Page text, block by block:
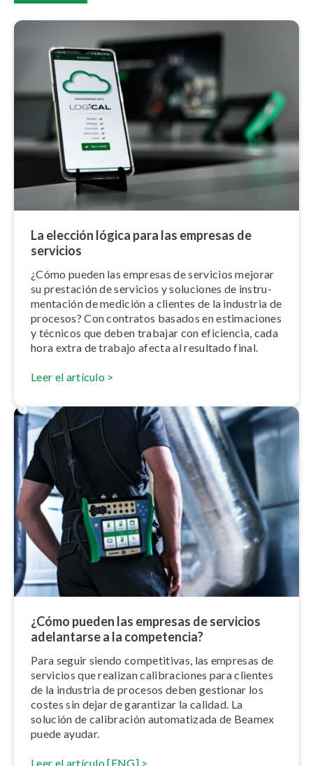
La elección lógica para las empresas de
servicios
¿Cómo pueden las empresas de servicios mejorar
su prestación de servicios y soluciones de in­s­tru­
me­n­ta­ción de medición a clientes de la industria de
procesos? Con contratos basados en es­ti­ma­cio­nes
y técnicos que deben trabajar con eficiencia, cada
hora extra de trabajo afecta al resultado final.
Leer el artículo >
¿Cómo pueden las empresas de servicios
adelantarse a la competencia?
Para seguir siendo co­m­pe­ti­ti­vas, las empresas de
servicios que realizan ca­li­bra­cio­nes para clientes
de la industria de procesos deben gestionar los
costes sin dejar de garantizar la calidad. La
solución de calibración au­to­ma­ti­za­da de Beamex
puede ayudar.
Leer el artículo [ENG] >